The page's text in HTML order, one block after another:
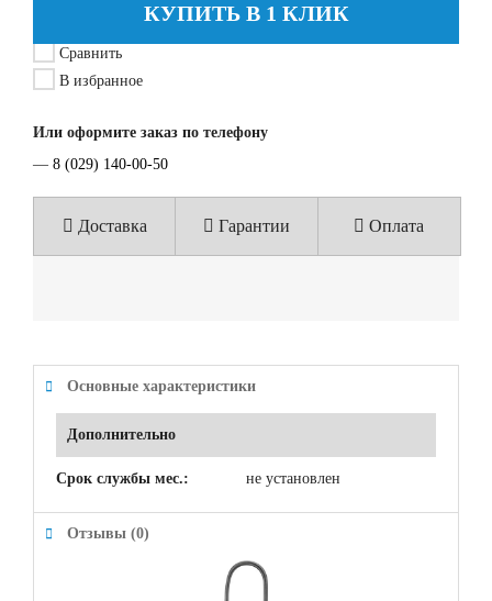
КУПИТЬ В 1 КЛИК
Сравнить
В избранное
Или оформите заказ по телефону
— 8 (029) 140-00-50
Доставка Гарантии Оплата
Основные характеристики
Дополнительно
Срок службы мес.: не установлен
Отзывы (0)